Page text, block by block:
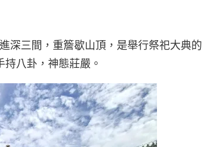
深三間，重簷歇山頂，是舉行祭祀大典的
八卦，神態莊嚴。